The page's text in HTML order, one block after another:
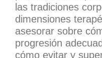
las tradiciones
dimensiones
asesorar sobre
progresión
cómo evitar y